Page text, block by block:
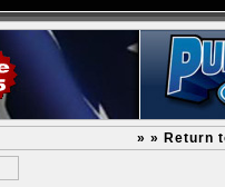
» » Return